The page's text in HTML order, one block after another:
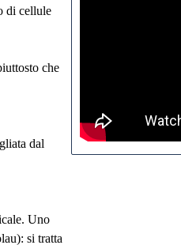
di cellule
che
dal
Uno
si tratta